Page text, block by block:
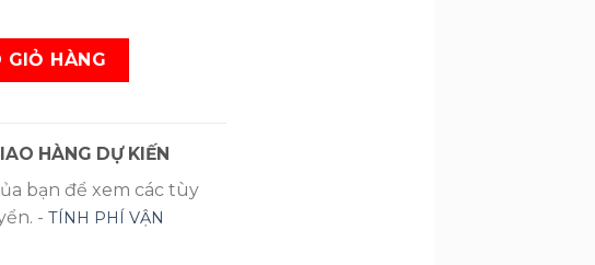
GIỎ HÀNG
HÀNG DỰ KIẾN
bạn để xem các tùy
- TÍNH PHÍ VẬN